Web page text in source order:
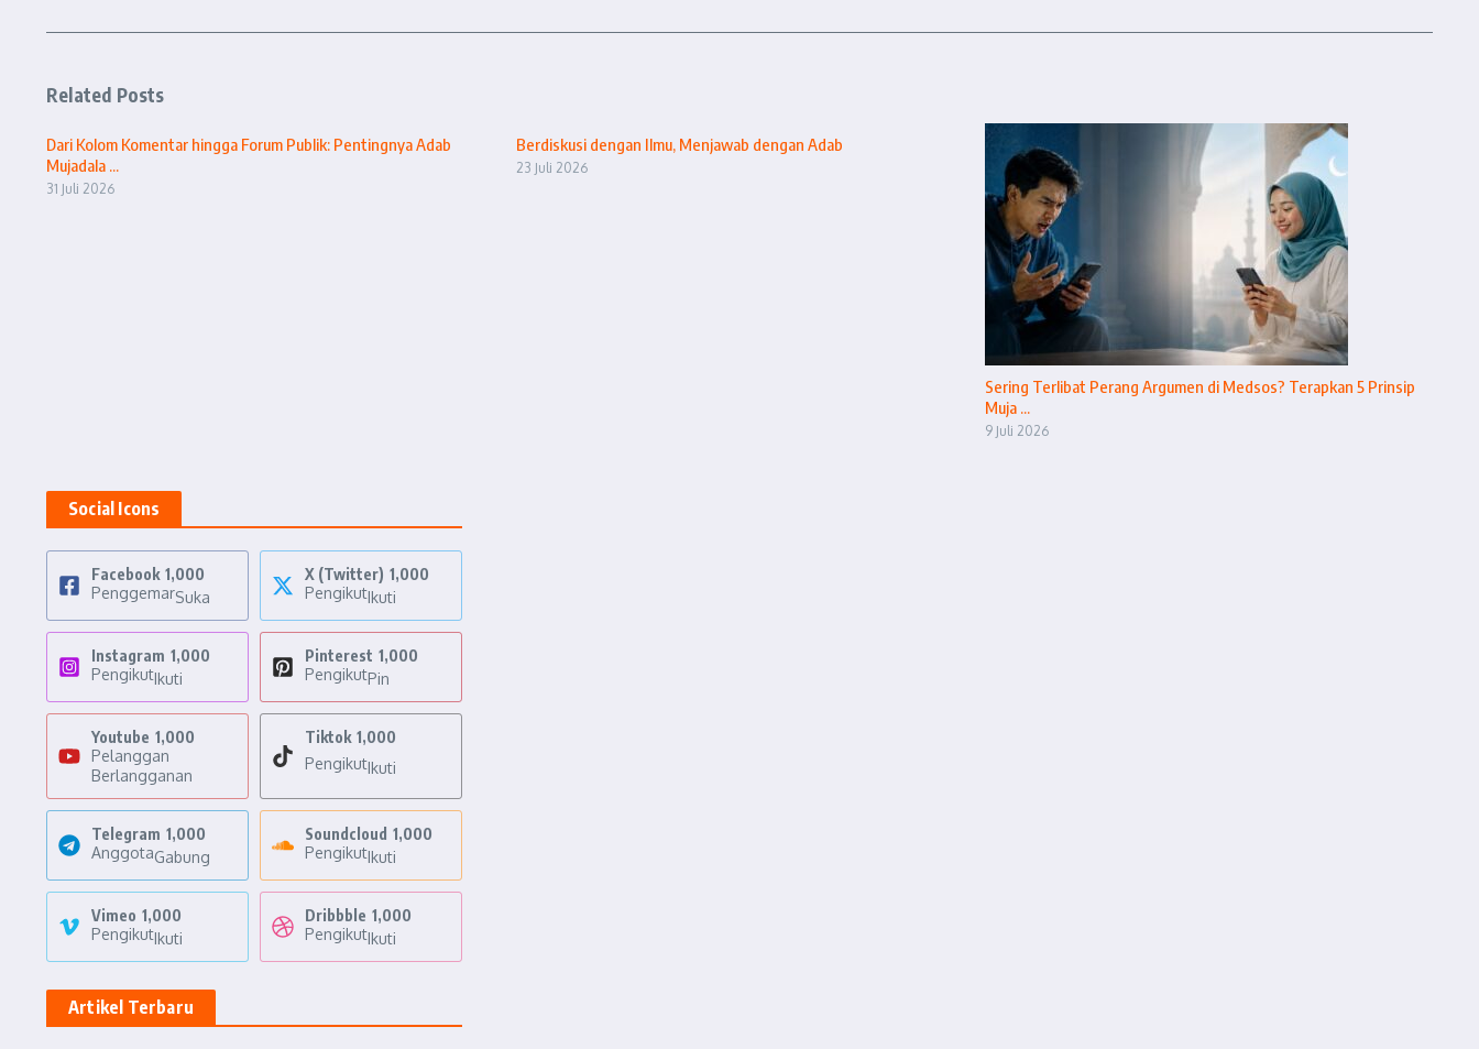
Related Posts
Dari Kolom Komentar hingga Forum Publik: Pentingnya Adab
Mujadala ...
31 Juli 2026
Berdiskusi dengan Ilmu, Menjawab dengan Adab
23 Juli 2026
Sering Terlibat Perang Argumen di Medsos? Terapkan 5 Prinsip
Muja ...
9 Juli 2026
Social Icons
Facebook 1,000
PenggemarSuka
X (Twitter) 1,000
PengikutIkuti
Instagram 1,000
PengikutIkuti
Pinterest 1,000
PengikutPin
Youtube 1,000
Pelanggan
Berlangganan
Tiktok 1,000
PengikutIkuti
Telegram 1,000
AnggotaGabung
Soundcloud 1,000
PengikutIkuti
Vimeo 1,000
PengikutIkuti
Dribbble 1,000
PengikutIkuti
Artikel Terbaru